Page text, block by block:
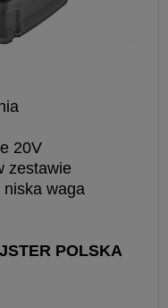
20V
zestawie
niska waga
POLSKA